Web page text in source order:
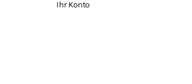
Ihr Konto